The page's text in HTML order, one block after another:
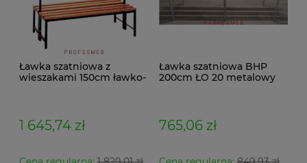
Ławka szatniowa z
wieszakami 150cm ławko-
1 645,74 zł
Ławka szatniowa BHP
200cm ŁO 20 metalowy
765,06 zł